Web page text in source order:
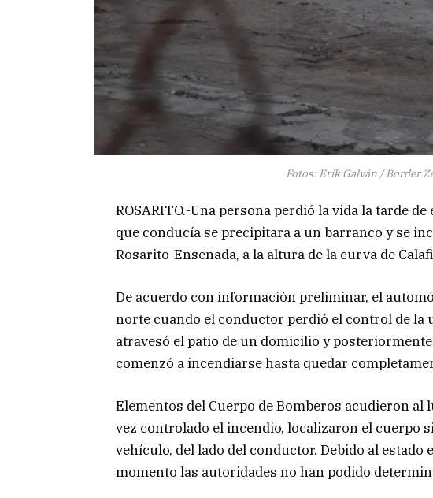
Fotos: Erik Galván / Border
ROSARITO.-Una persona perdió la vida la tarde
que conducía se precipitara a un barranco y se
Rosarito-Ensenada, a la altura de la curva de
De acuerdo con información preliminar, el
norte cuando el conductor perdió el control de la
atravesó el patio de un domicilio y
comenzó a incendiarse hasta quedar
Elementos del Cuerpo de Bomberos acudieron al
vez controlado el incendio, localizaron el cuerpo
vehículo, del lado del conductor. Debido al estado
momento las autoridades no han podido